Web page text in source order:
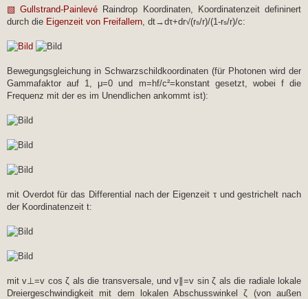
▧ Gullstrand-Painlevé Raindrop Koordinaten, Koordinatenzeit defininert
durch die Eigenzeit von Freifallern , dt→dτ+dr√(rs/r)/(1-rs/r)/c:
Bewegungsgleichung in Schwarzschildkoordinaten (für Photonen wird der
Gammafaktor auf 1, μ=0 und m=hf/c²=konstant gesetzt, wobei f die
Frequenz mit der es im Unendlichen ankommt ist):
mit Overdot für das Differential nach der Eigenzeit τ und gestrichelt nach
der Koordinatenzeit t:
mit v⊥=v cos ζ als die transversale, und v∥=v sin ζ als die radiale lokale
Dreiergeschwindigkeit mit dem lokalen Abschusswinkel ζ (von außen